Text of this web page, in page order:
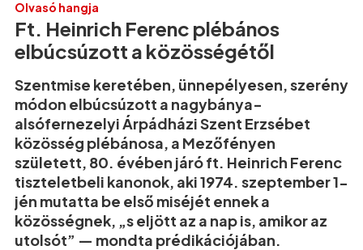
Olvasó hangja
Ft. Heinrich Ferenc plébános
elbúcsúzott a közösségétől
Szentmise keretében, ünnepélyesen, szerény
módon elbúcsúzott a nagybánya-
alsófernezelyi Árpádházi Szent Erzsébet
közösség plébánosa, a Mezőfényen
született, 80. évében járó ft. Heinrich Ferenc
tiszteletbeli kanonok, aki 1974. szeptember 1-
jén mutatta be első miséjét ennek a
közösségnek, „s eljött az a nap is, amikor az
utolsót” — mondta prédikációjában.